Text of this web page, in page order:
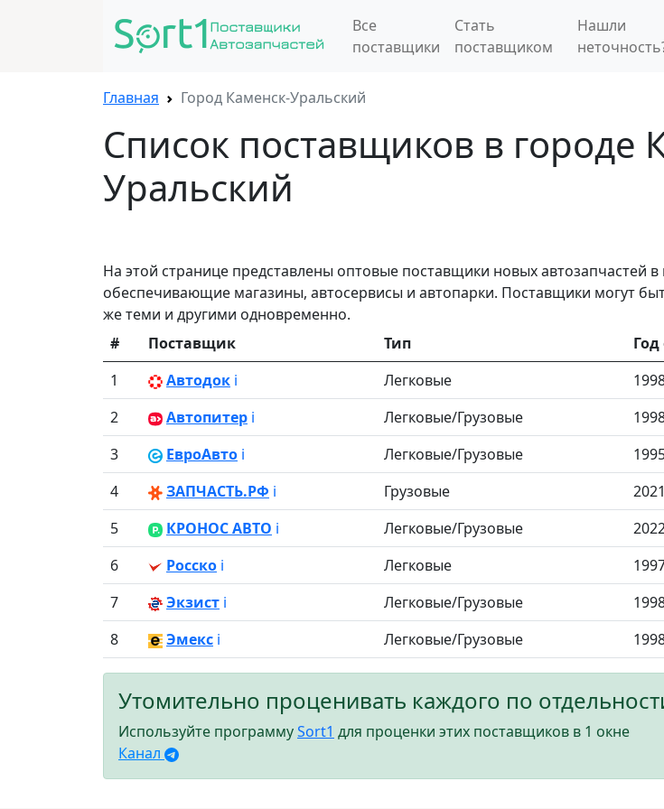
Все
поставщики
Стать
поставщиком
Нашли
Главная Город Каменск-Уральский
Список поставщиков в городе
Уральский
На этой странице представлены оптовые поставщики новых автозапчастей
обеспечивающие магазины, автосервисы и автопарки. Поставщики могут
же теми и другими одновременно.
# Поставщик Тип
1
Автодок ℹ️ Легковые
2 Автопитер ℹ️ Легковые/Грузовые
3 ЕвроАвто ℹ️ Легковые/Грузовые
4 ЗАПЧАСТЬ.РФ ℹ️ Грузовые 2021
5 КРОНОС АВТО ℹ️ Легковые/Грузовые
6 Росско ℹ️ Легковые
7 Экзист ℹ️ Легковые/Грузовые
8 Эмекс ℹ️ Легковые/Грузовые
Утомительно проценивать каждого по
Используйте программуSort1 для проценки этих поставщиков в 1 окне
Канал